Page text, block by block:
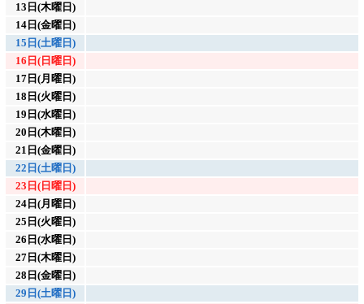
13日(木曜日)
14日(金曜日)
15日(土曜日)
16日(日曜日)
17日(月曜日)
18日(火曜日)
19日(水曜日)
20日(木曜日)
21日(金曜日)
22日(土曜日)
23日(日曜日)
24日(月曜日)
25日(火曜日)
26日(水曜日)
27日(木曜日)
28日(金曜日)
29日(土曜日)